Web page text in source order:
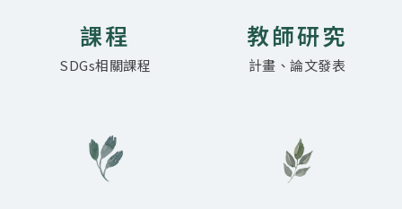
課程
SDGs相關課程
教師研究
計畫、論文發表